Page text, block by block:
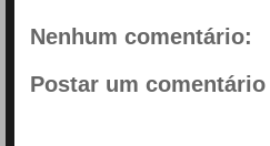
Nenhum comentário:
Postar um comentário